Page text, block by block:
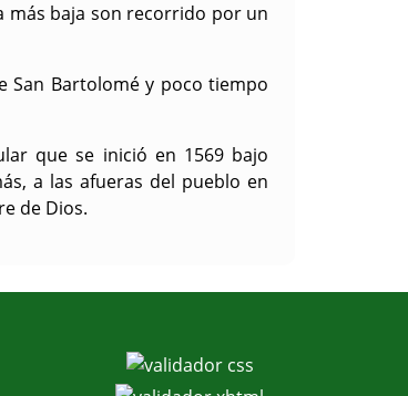
más baja son recorrido por un
San Bartolomé y poco tiempo
que se inició en 1569 bajo
a las afueras del pueblo en
de Dios.